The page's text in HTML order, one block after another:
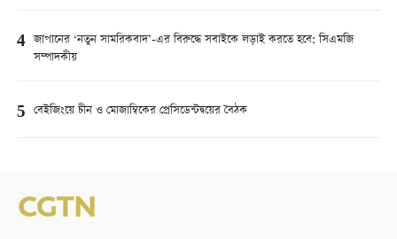
4 জাপানের ‘নতুন সামরিকবাদ’-এর বিরুদ্ধে সবাইকে লড়াই করতে হবে: সিএমজি
সম্পাদকীয়
5 বেইজিংয়ে চীন ও মোজাম্বিকের প্রেসিডেন্টদ্বয়ের বৈঠক